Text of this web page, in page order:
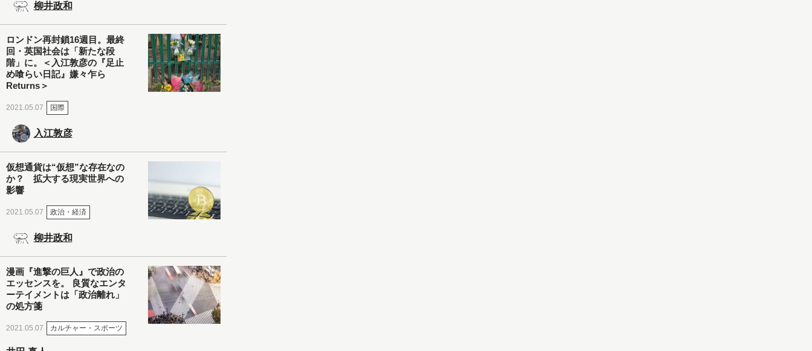
柳井政和
ロンドン再封鎖16週目。最終
回・英国社会は「新たな段
階」に。＜入江敦彦の『足止
め喰らい日記』嫌々乍ら
Returns＞
2021.05.07 国際
入江敦彦
仮想通貨は“仮想”な存在なの
か？ 拡大する現実世界への
影響
2021.05.07 政治・経済
柳井政和
漫画『進撃の巨人』で政治の
エッセンスを。 良質なエンタ
ーテイメントは「政治離れ」
の処方箋
2021.05.07 カルチャー・スポーツ